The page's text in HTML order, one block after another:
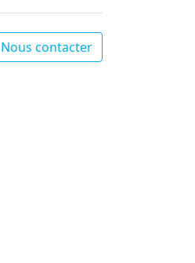
Nous contacter